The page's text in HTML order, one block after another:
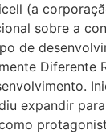
(a
sobre a
de
Diferente
expandir